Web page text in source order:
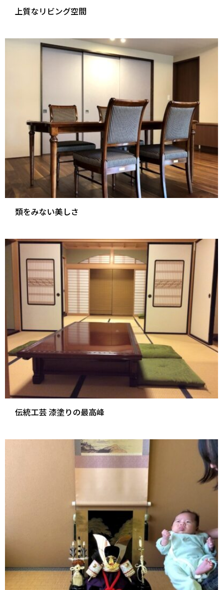
上質なリビング空間
類をみない美しさ
伝統工芸 漆塗りの最高峰